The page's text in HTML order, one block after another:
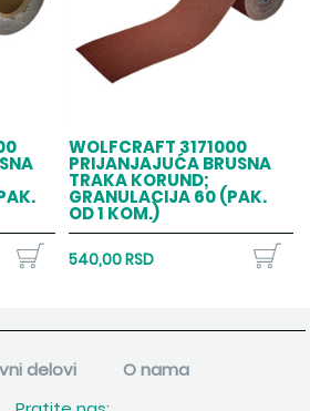
WOLFCRAFT 3171000
PRIJANJAJUĆA BRUSNA
TRAKA KORUND;
GRANULACIJA 60 (PAK.
OD 1 KOM.)
540,00 RSD
delovi
O nama